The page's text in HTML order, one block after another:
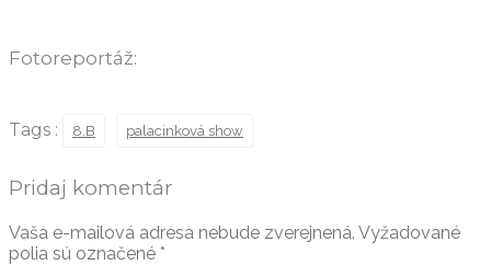
Fotoreportáž:
Tags : 8.B palacinková show
Pridaj komentár
Vaša e-mailová adresa nebude zverejnená. Vyžadované
polia sú označené *